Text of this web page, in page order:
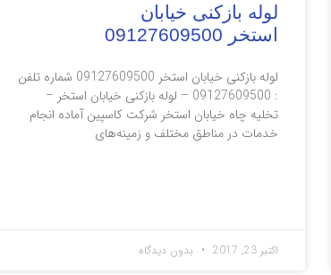
لوله بازکنی خیابان
استخر 09127609500
لوله بازکنی خیابان استخر 09127609500 شماره تلفن
: 09127609500 – لوله بازکنی خیابان استخر –
تخلیه چاه خیابان استخر شرکت کاسپین آماده انجام
خدمات در مناطق مختلف و زمینه‌های
اکتبر 23, 2017 بدون دیدگاه